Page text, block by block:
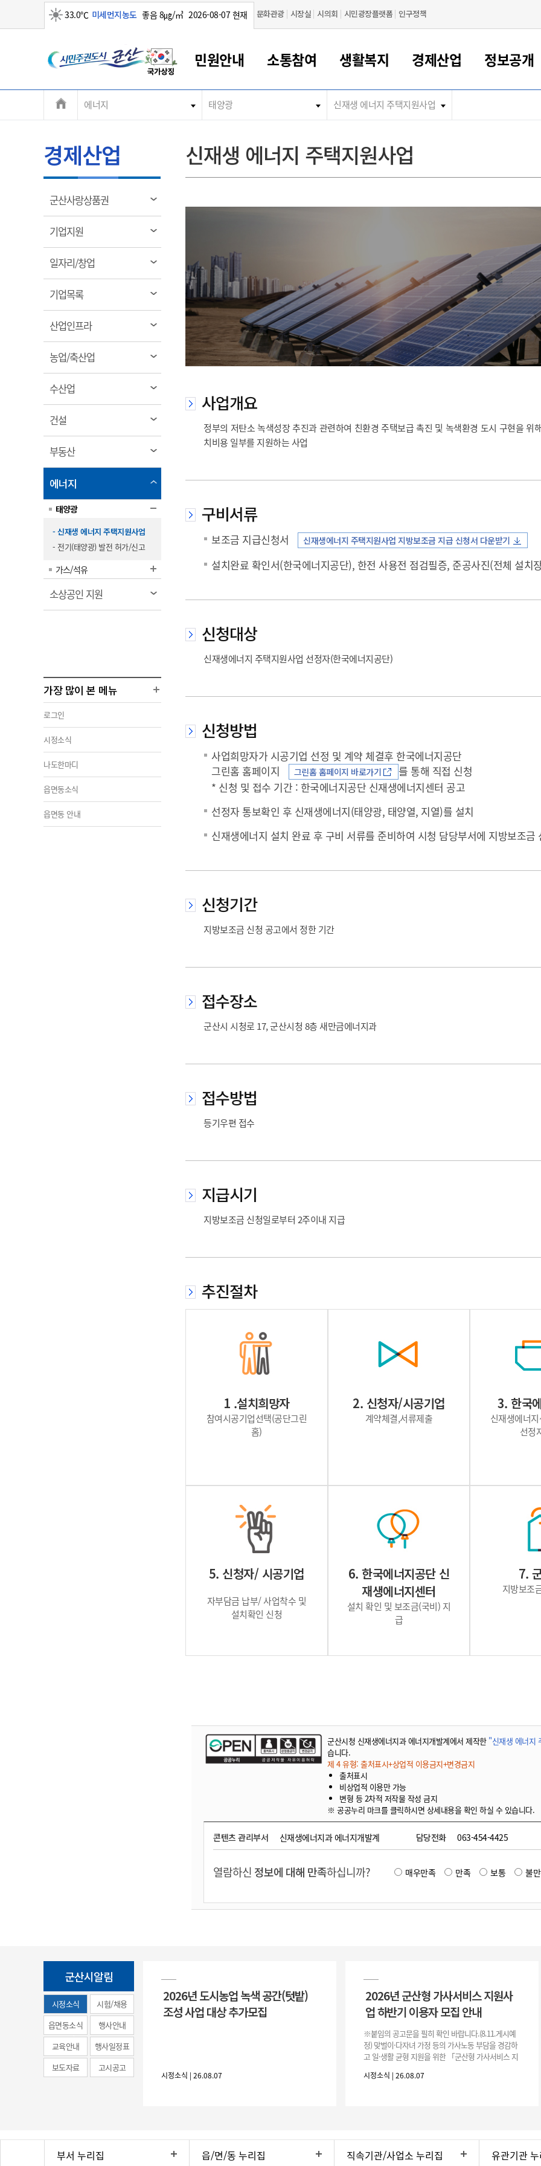
맑음
33.0℃ 미세먼지농도 좋음 8㎍/㎥ 2026-08-07 현재 문화관광 시장실 시의회 시민광장플랫폼 인구정책
시
민
주
권
도
시
군
산
체
민원안내
민원안내
대표전화 063-454-4000
부서 및 담당자 연락처
찾아오시는길
민원창구안내
민원수수료
종합민원창구
여권 민원
여권 서식
차량 민원
차량 신규/이전 등록
저당권 설정/말소 등록
간조회 및 검사예약
민원편의제도
민원 1회방문 처리제
어디서나 민원처리제
민원인 후견인제
복합민원 상담예약제
폐업신고 원스톱서비스
『안심상속』 원스톱 서비
민원편람/서식 한눈에 서비스
전자민원창
정부24
국민신문고
전자가족관계등록
인터넷등기소
공공데이터포털
소통참여
소통참여
대표전화 063-454-4000
부서 및 담당자 연락처
찾아오시는길
시정알림
시험/채용
보도자료
고시공고
군산시보
읍면동소식
웹진 열린군산
타기관소식
시민참여서비스
시장에게 바란다
나의민원
각종 신고/민원
생활복지
생활복지
대표전화 063-454-4000
부서 및 담당자 연락처
찾아오시는길
복지/보건
통합돌봄
주민복지
사회서비스(바우처)
장사정보
주민복지 안내서
평생교육
학자금대출이자지원
공부의 명수
상하수도
상수도시설
수질검사
시외버스/고속버스
주정차단속 문자
군산시 무상교통
환경
환경선언문
환경기본정보
환경영향평가
석면해체 건축물정보
환경 관련사이트
청소
청소정보
대형폐기물 배출신고
폐기물 처리시설 현황
위생
공중위생
위생용품 제조업
체육
경제산업
경제산업
대표전화 063-454-4000
부서 및 담당자 연락처
찾아오시는길
군산사랑상품권
상품권 공지사항
상품권 Q&A
기업지원정책
경제 공지/서식
일자리/창업
구인구직
청년뜰(청년센터/창업센터)
군산시사회적경제지원센터
공장 검색
수산업
어업현황
수산물 안전정보
건설
도로/가로등
자전거
부동산
부동산 정보
주소/건축/지적/지리정보
에너지
태양광
가스/석유
정보공개
정보공개
대표전화 063-454-4000
부서 및 담당자 연락처
찾아오시는길
정보공개제도
비공개대상정보
불복구제절차
정보공개 목록/청구 사전정보공표
수시공표
2024년도 통계
계약정보공개
입찰/계약정보
위원회 현황
위원회 명단공개
위원회 회의록 공개
공공데이터 개방
공공데이터 개방
공공데이터 수요조사
업무추진비
군산새만금
대표전화 063-454-4000
부서 및 담당자 연락처
찾아오시는길
군산에서 시작되는 새만금 새만금 해양거점도시 군산 군산시 관할권 주요논리
군산소개
대표전화 063-454-4000
부서 및 담당자 연락처
찾아오시는길
군산시 비전 군산시 소개
군산의 역사
수상현황
시청안내
전화번호안내
부서별 팩스번호
부서소
주요시책
시정계획
주요업무
시정백서
예산/재정
예산안내
재정공시
결산보고서
예산낭비신고
보조금 부정수급 신고
재정용어사전
법률정보
조례규칙 입법예고
조례규칙 입법예고(구)
법률정보 관련사이트
경제동향
물가정보
사회조사
청년통계
기부자 예우제
기부자 명예의 전당
군산시 답례품
전북소개
대표전화 063-454-4000
부서 및 담당자 연락처
찾아오시는길
전북특별자치도 소개
전북특별자치도 용어 Q&A
홍보영상 게시판
에너지 태양광 신재생 에너지 주택지원사업
경제산업
군산사랑상품권
림
기업지원
림
일자리/창업
림
기업목록열
림
산업인프라열
림
농업/축산업
림
수산업
림
건설
림
부동산열
림
에너지
림
태양광
- 신재생 에너지 주택지원사업
- 전기(태양광) 발전 허가/신고
가스/석유
소상공인 지원
림
가장 많이 본 메뉴
로그인
시정소식
나도한마디
읍면동소식
읍면동 안내
신재생 에너지 주택지원사업
사업개요
정부의 저탄소 녹색성장 추진과 관련하여 친환경 주택보급 촉진 및 녹색환경 도시 구현을
치비용 일부를 지원하는 사업
구비서류
보조금 지급신청서 신재생에너지 주택지원사업 지방보조금 지급 신청서 다운받기
설치완료 확인서(한국에너지공단), 한전 사용전 점검필증, 준공사진(전체 설치
신청대상
신재생에너지 주택지원사업 선정자(한국에너지공단)
신청방법
사업희망자가 시공기업 선정 및 계약 체결후 한국에너지공단
그린홈 홈페이지
그린홈 홈페이지 바로가기
를 통해 직접 신청
* 신청 및 접수 기간 : 한국에너지공단 신재생에너지센터 공고
선정자 통보확인 후 신재생에너지(태양광, 태양열, 지열)를 설치
신재생에너지 설치 완료 후 구비 서류를 준비하여 시청 담당부서에 지방보조금
신청기간
지방보조금 신청 공고에서 정한 기간
접수장소
군산시 시청로 17, 군산시청 8층 새만금에너지과
접수방법
등기우편 접수
지급시기
지방보조금 신청일로부터 2주이내 지급
추진절차
1 .설치희망자
참여시공기업선택(공단그린
홈)
2. 신청자/시공기업
계약체결,서류제출
3. 한국
신재생에너
선정
5. 신청자/ 시공기업
자부담금 납부/ 사업착수 및
설치확인 신청
6. 한국에너지공단 신
재생에너지센터
설치 확인 및 보조금(국비) 지
급
7.
지방보조
군산시청 신재생에너지과 에너지개발계에서 제작한 "신재생 에너지
습니다.
제 4 유형: 출처표시+상업적 이용금지+변경금지
출처표시
비상업적 이용만 가능
변형 등 2차적 저작물 작성 금지
※ 공공누리 마크를 클릭하시면 상세내용을 확인 하실 수 있습니다.
콘텐츠 관리부서 신재생에너지과 에너지개발계 담당전화 063-454-4425
열람하신 정보에 대해 만족하십니까? 매우만족 만족 보통 불
군산시알림
시정소식
(municipal
news)
2026년 도시농업 녹색 공간(텃밭)
조성 사업 대상 추가모집
시정소식 | 26.08.07
2026년 군산형 가사서비스 지원사
업 하반기 이용자 모집 안내
※붙임의 공고문을 필히 확인 바랍니다.(8.11.게시예
정) 맞벌이·다자녀 가정 등의 가사노동 부담을 경감하
고 일·생활 균형 지원을 위한 「군산형 가사서비스 지
니 많은 참여 바랍니다. 1
시정소식 | 26.08.07
시험/채용
읍면동소식
행사안내
교육안내
행사일정표
보도자료
고시공고
부서 누리집 읍/면/동 누리집 직속기관/사업소 누리집 유관기관